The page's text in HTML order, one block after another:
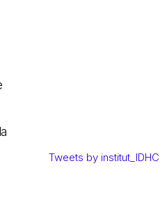
Tweets by institut_IDHC